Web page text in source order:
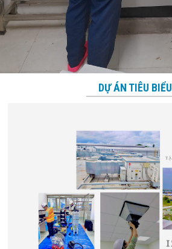
DỰ ÁN TIÊU BIỂU